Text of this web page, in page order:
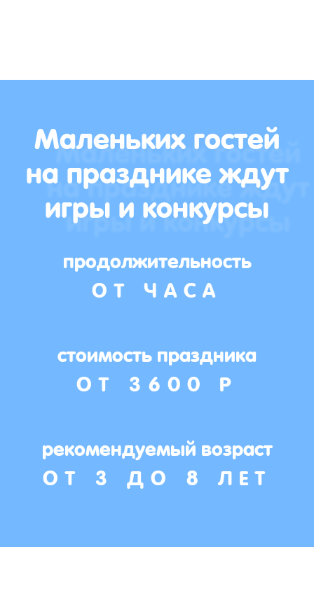
Маленьких гостей
на празднике ждут
игры и конкурсы
продолжительность
ОТ ЧАСА
стоимость праздника
ОТ 3600 Р
рекомендуемый возраст
ОТ 3 ДО 8 ЛЕТ